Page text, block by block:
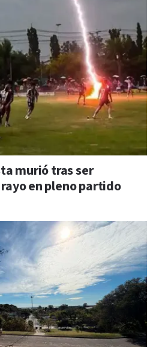
murió tras ser
en pleno partido